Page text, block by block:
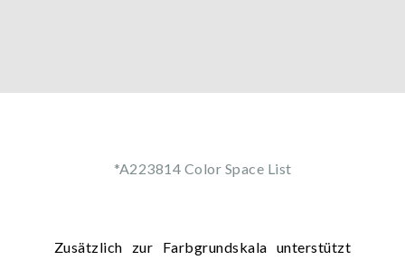
*A223814 Color Space List
Zusätzlich zur Farbgrundskala unterstützt